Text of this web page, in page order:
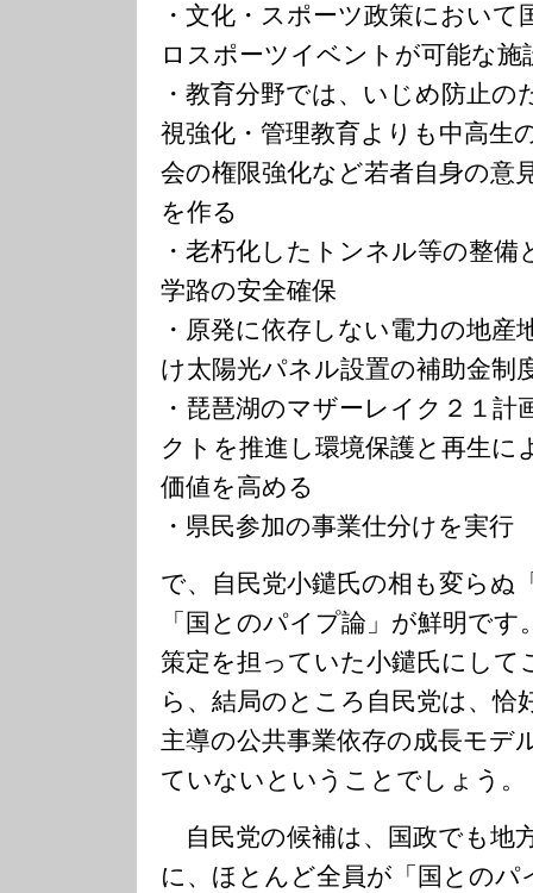
・文化・スポーツ政策において
ロスポーツイベントが可能な施
・教育分野では、いじめ防止
視強化・管理教育よりも中高生
会の権限強化など若者自身の意
を作る
・老朽化したトンネル等の整備
学路の安全確保
・原発に依存しない電力の地産
け太陽光パネル設置の補助金制
・琵琶湖のマザーレイク２１
クトを推進し環境保護と再生に
価値を高める
・県民参加の事業仕分けを実行
で、自民党小鑓氏の相も変らぬ
「国とのパイプ論」が鮮明で
策定を担っていた小鑓氏にして
ら、結局のところ自民党は、恰
主導の公共事業依存の成長モデ
ていないということでしょう。
自民党の候補は、国政でも地
に、ほとんど全員が「国とのパ